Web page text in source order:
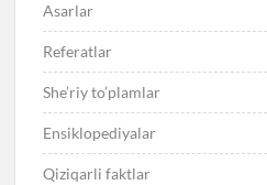
Asarlar
Referatlar
She’riy to’plamlar
Ensiklopediyalar
Qiziqarli faktlar